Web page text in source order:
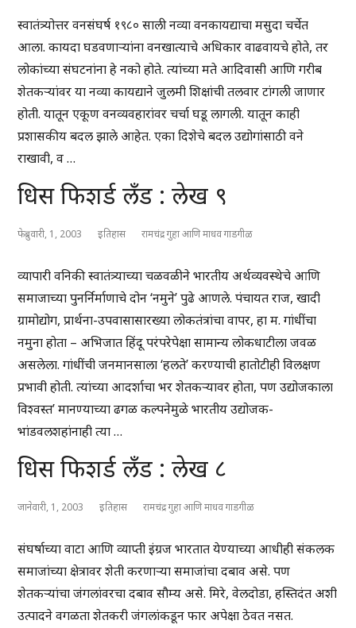
स्वातंत्र्योत्तर वनसंघर्ष १९८० साली नव्या वनकायद्याचा मसुदा चर्चेत
आला. कायदा घडवणाऱ्यांना वनखात्याचे अधिकार वाढवायचे होते, तर
लोकांच्या संघटनांना हे नको होते. त्यांच्या मते आदिवासी आणि गरीब
शेतकऱ्यांवर या नव्या कायद्याने जुलमी शिक्षांची तलवार टांगली जाणार
होती. यातून एकूण वनव्यवहारांवर चर्चा घडू लागली. यातून काही
प्रशासकीय बदल झाले आहेत. एका दिशेचे बदल उद्योगांसाठी वने
राखावी, व …
धिस फिशर्ड लँड : लेख ९
फेब्रुवारी, 1, 2003 इतिहास रामचंद्र गुहा आणि माधव गाडगीळ
व्यापारी वनिकी स्वातंत्र्याच्या चळवळीने भारतीय अर्थव्यवस्थेचे आणि
समाजाच्या पुनर्निर्माणाचे दोन ‘नमुने’ पुढे आणले. पंचायत राज, खादी
ग्रामोद्योग, प्रार्थना-उपवासासारख्या लोकतंत्रांचा वापर, हा म. गांधींचा
नमुना होता – अभिजात हिंदू परंपरेपेक्षा सामान्य लोकधाटीला जवळ
असलेला. गांधींची जनमानसाला ‘हलते’ करण्याची हातोटीही विलक्षण
प्रभावी होती. त्यांच्या आदर्शाचा भर शेतकऱ्यावर होता, पण उद्योजकाला
विश्वस्त’ मानण्याच्या ढगळ कल्पनेमुळे भारतीय उद्योजक-
भांडवलशहांनाही त्या …
धिस फिशर्ड लँड : लेख ८
जानेवारी, 1, 2003 इतिहास रामचंद्र गुहा आणि माधव गाडगीळ
संघर्षाच्या वाटा आणि व्याप्ती इंग्रज भारतात येण्याच्या आधीही संकलक
समाजांच्या क्षेत्रावर शेती करणाऱ्या समाजांचा दबाव असे. पण
शेतकऱ्यांचा जंगलांवरचा दबाव सौम्य असे. मिरे, वेलदोडा, हस्तिदंत अशी
उत्पादने वगळता शेतकरी जंगलांकडून फार अपेक्षा ठेवत नसत.